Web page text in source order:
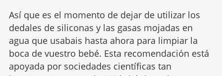
Así que es el momento de dejar de utilizar los
dedales de siliconas y las gasas mojadas en
agua que usabais hasta ahora para limpiar la
boca de vuestro bebé. Esta recomendación está
apoyada por sociedades científicas tan